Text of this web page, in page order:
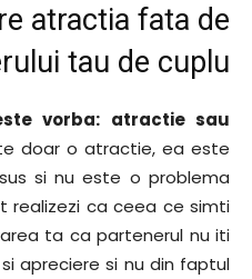
atractia fata de
tau de cuplu
vorba: atractie sau
doar o atractie, ea este
si nu este o problema
ca ceea ce simti
ta ca partenerul nu iti
apreciere si nu din faptul